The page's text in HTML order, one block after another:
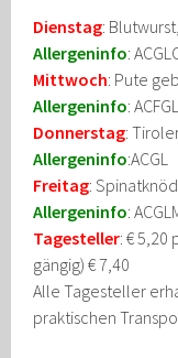
Dienstag:
Allergeninfo:
Mittwoch: Pute
Allergeninfo:
Donnerstag:
Allergeninfo:ACGL
Freitag:
Allergeninfo:
Tagesteller: € 5,20
gängig) € 7,40
Alle Tagesteller
praktischen